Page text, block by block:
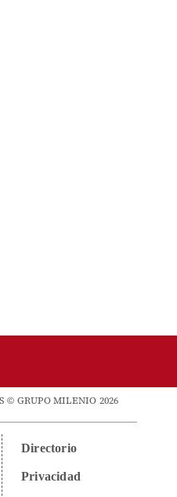
© GRUPO MILENIO 2026
Directorio
Privacidad